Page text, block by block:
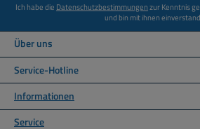
Ich habe die Datenschutzbestimmungenzur Kenntnis
und bin mit ihnen
Über uns
Service-Hotline
Informationen
Service